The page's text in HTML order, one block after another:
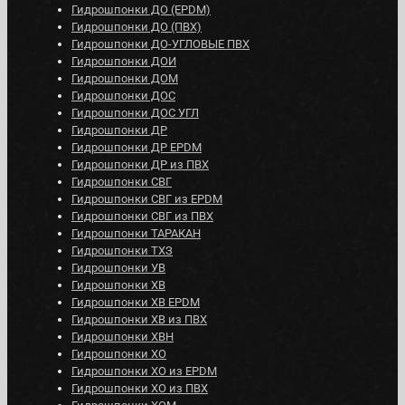
Гидрошпонки ДО (EPDM)
Гидрошпонки ДО (ПВХ)
Гидрошпонки ДО-УГЛОВЫЕ ПВХ
Гидрошпонки ДОИ
Гидрошпонки ДОМ
Гидрошпонки ДОС
Гидрошпонки ДОС УГЛ
Гидрошпонки ДР
Гидрошпонки ДР EPDM
Гидрошпонки ДР из ПВХ
Гидрошпонки СВГ
Гидрошпонки СВГ из EPDM
Гидрошпонки СВГ из ПВХ
Гидрошпонки ТАРАКАН
Гидрошпонки ТХЗ
Гидрошпонки УВ
Гидрошпонки ХВ
Гидрошпонки ХВ EPDM
Гидрошпонки ХВ из ПВХ
Гидрошпонки ХВН
Гидрошпонки ХО
Гидрошпонки ХО из EPDM
Гидрошпонки ХО из ПВХ